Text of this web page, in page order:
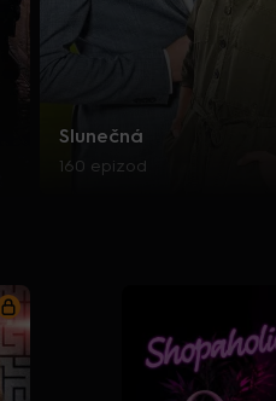
Slunečná
160 epizod